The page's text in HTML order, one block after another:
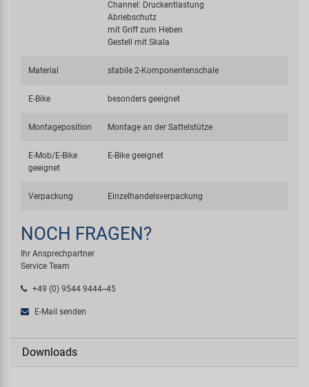
Channel: Druckentlastung
Abriebschutz
mit Griff zum Heben
Gestell mit Skala
Material stabile 2-Komponentenschale
E-Bike besonders geeignet
Montageposition Montage an der Sattelstütze
E-Mob/E-Bike
geeignet
E-Bike geeignet
Verpackung Einzelhandelsverpackung
NOCH FRAGEN?
Ihr Ansprechpartner
Service Team
+49 (0) 9544 9444--45
E-Mail senden
Downloads